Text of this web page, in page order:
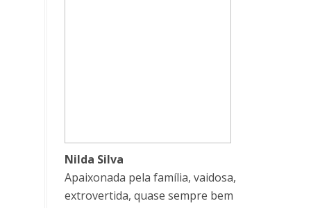
Nilda Silva
Apaixonada pela família, vaidosa,
extrovertida, quase sempre bem